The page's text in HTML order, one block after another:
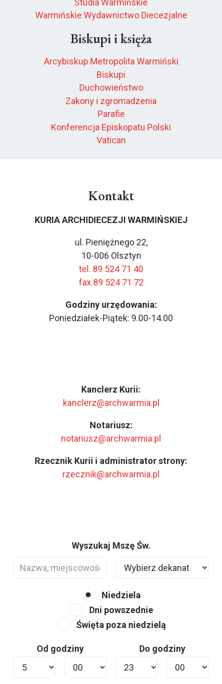
Studia Warmińskie
Warmińskie Wydawnictwo Diecezjalne
Biskupi i księża
Arcybiskup Metropolita Warmiński
Biskupi
Duchowieństwo
Zakony i zgromadzenia
Parafie
Konferencja Episkopatu Polski
Vatican
Kontakt
KURIA ARCHIDIECEZJI WARMIŃSKIEJ
ul. Pieniężnego 22,
10-006 Olsztyn
tel. 89 524 71 40
fax 89 524 71 72
Godziny urzędowania:
Poniedziałek-Piątek: 9.00-14.00
Kanclerz Kurii:
kanclerz@archwarmia.pl
Notariusz:
notariusz@archwarmia.pl
Rzecznik Kurii i administrator strony:
rzecznik@archwarmia.pl
Wyszukaj Mszę Św.
Niedziela
Dni powszednie
Święta poza niedzielą
Od godziny Do godziny